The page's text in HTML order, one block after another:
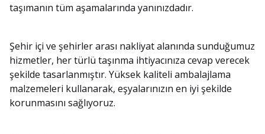
taşımanın tüm aşamalarında yanınızdadır.
Şehir içi ve şehirler arası nakliyat alanında sunduğumuz
hizmetler, her türlü taşınma ihtiyacınıza cevap verecek
şekilde tasarlanmıştır. Yüksek kaliteli ambalajlama
malzemeleri kullanarak, eşyalarınızın en iyi şekilde
korunmasını sağlıyoruz.